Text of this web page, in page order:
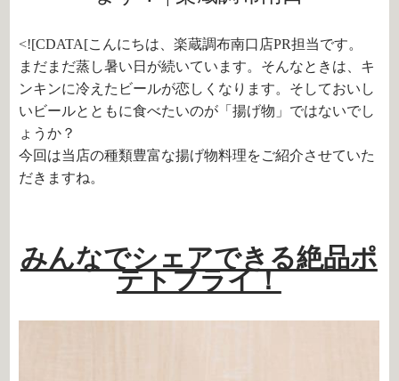
<![CDATA[こんにちは、楽蔵調布南口店PR担当です。
まだまだ蒸し暑い日が続いています。そんなときは、キ
ンキンに冷えたビールが恋しくなります。そしておいし
いビールとともに食べたいのが「揚げ物」ではないでし
ょうか？
今回は当店の種類豊富な揚げ物料理をご紹介させていた
だきますね。
みんなでシェアできる絶品ポ
テトフライ！